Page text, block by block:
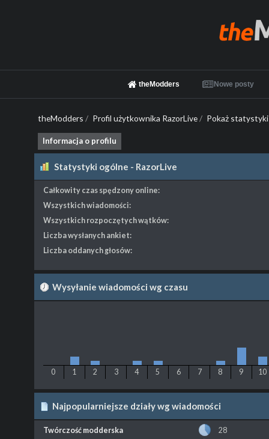
theModders Nowe posty
theModders / Profil użytkownika RazorLive/ Pokaż statystyki
Informacja o profilu
Statystyki ogólne - RazorLive
Całkowity czas spędzony online:
Wszystkich wiadomości:
Wszystkich rozpoczętych wątków:
Liczba wysłanych ankiet:
Liczba oddanych głosów:
Wysyłanie wiadomości wg czasu
0 1 2 3 4 5 6 7 8 9 10
Najpopularniejsze działy wg wiadomości
Twórczość modderska
28